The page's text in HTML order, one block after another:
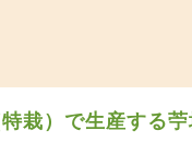
栽）で生産する苧